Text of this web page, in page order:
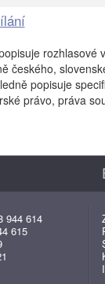
rozhlasové
českého,
popisuje
právo, práva
944 614
615